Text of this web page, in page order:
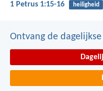
1 Petrus 1:15-16 heiligheid
Ontvang de